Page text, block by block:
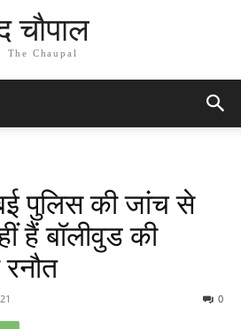
चौपाल
The Chaupal
पुलिस की जांच से
हैं बॉलीवुड की
0